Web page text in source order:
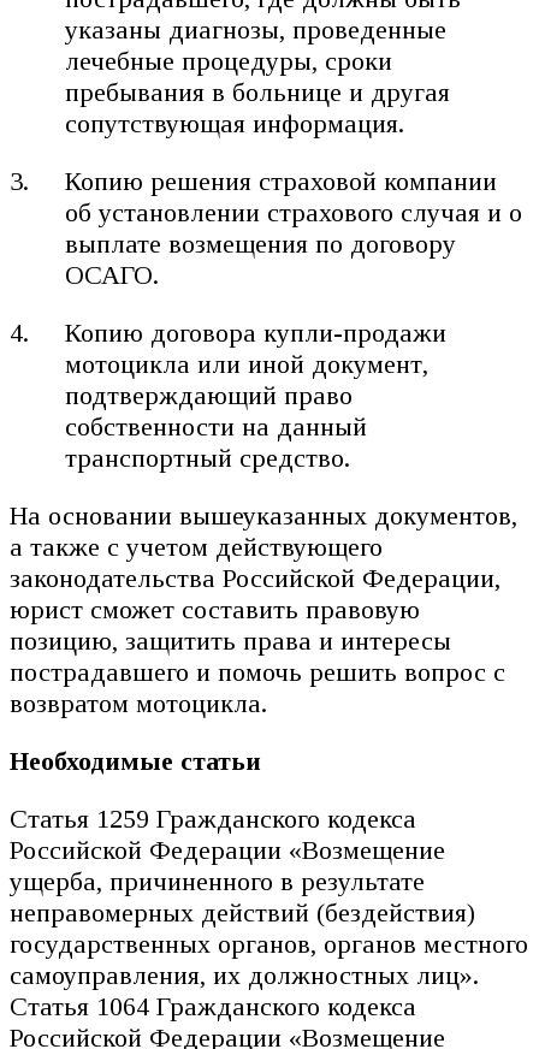
указаны диагнозы, проведенные
лечебные процедуры, сроки
пребывания в больнице и другая
сопутствующая информация.
Копию решения страховой компании
об установлении страхового случая и о
выплате возмещения по договору
ОСАГО.
Копию договора купли-продажи
мотоцикла или иной документ,
подтверждающий право
собственности на данный
транспортный средство.
На основании вышеуказанных документов,
а также с учетом действующего
законодательства Российской Федерации,
юрист сможет составить правовую
позицию, защитить права и интересы
пострадавшего и помочь решить вопрос с
возвратом мотоцикла.
Необходимые статьи
Статья 1259 Гражданского кодекса
Российской Федерации «Возмещение
ущерба, причиненного в результате
неправомерных действий (бездействия)
государственных органов, органов местного
самоуправления, их должностных лиц».
Статья 1064 Гражданского кодекса
Российской Федерации «Возмещение